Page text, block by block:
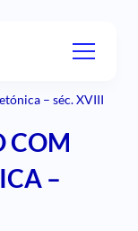
– séc. XVIII
COM
–